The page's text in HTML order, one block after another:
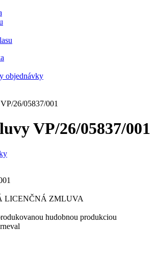
objednávky
26/05837/001
VP/26/05837/001
LICENČNÁ ZMLUVA
hudobnou produkciou